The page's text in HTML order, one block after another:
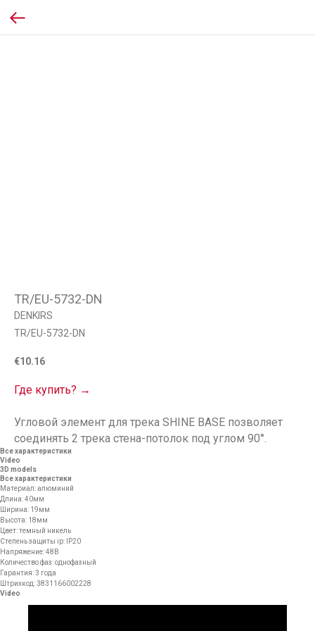
TR/EU-5732-DN
DENKIRS
TR/EU-5732-DN
€10.16
Где купить? →
Угловой элемент для трека SHINE BASE позволяет
соединять 2 трека стена-потолок под углом 90°.
Все характеристики
Video
3D models
Все характеристики
Материал: алюминий
Длина: 40мм
Ширина: 19мм
Высота: 18мм
Цвет: темный никель
Степень защиты ip: IP20
Напряжение: 48В
Количество фаз: однофазный
Гарантия: 3 года
Штрихкод: 3831166002228
Video